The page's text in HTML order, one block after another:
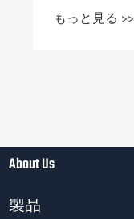
もっと見る >>
About Us
製品